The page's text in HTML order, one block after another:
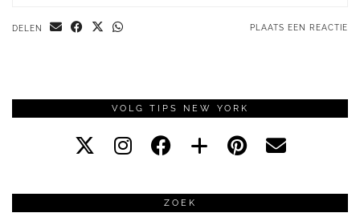
DELEN PLAATS EEN REACTIE
VOLG TIPS NEW YORK
ZOEK